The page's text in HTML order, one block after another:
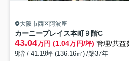
大阪市西区阿波座
カーニープレイス本町９階C
43.04万円 (1.04万円/坪) 管理/共益
9階 / 41.19坪 (136.16㎡) /築37年